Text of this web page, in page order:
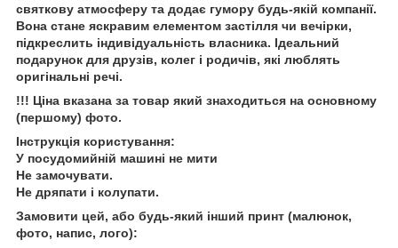
святкову атмосферу та додає гумору будь-якій компанії.
Вона стане яскравим елементом застілля чи вечірки,
підкреслить індивідуальність власника. Ідеальний
подарунок для друзів, колег і родичів, які люблять
оригінальні речі.
!!! Ціна вказана за товар який знаходиться на основному
(першому) фото.
Інструкція користування:
У посудомийній машині не мити
Не замочувати.
Не дряпати і колупати.
Замовити цей, або будь-який інший принт (малюнок,
фото, напис, лого):